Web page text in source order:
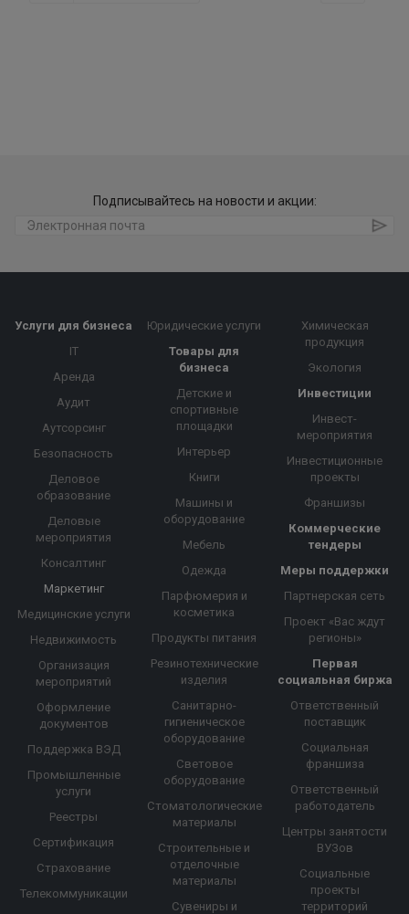
Подписывайтесь на новости и акции:
Услуги для бизнеса
IT
Аренда
Аудит
Аутсорсинг
Безопасность
Деловое
образование
Деловые
мероприятия
Консалтинг
Маркетинг
Медицинские услуги
Недвижимость
Организация
мероприятий
Оформление
документов
Поддержка ВЭД
Промышленные
услуги
Реестры
Сертификация
Страхование
Телекоммуникации
Юридические услуги
Товары для
бизнеса
Детские и
спортивные
площадки
Интерьер
Книги
Машины и
оборудование
Мебель
Одежда
Парфюмерия и
косметика
Продукты питания
Резинотехнические
изделия
Санитарно-
гигиеническое
оборудование
Световое
оборудование
Стоматологические
материалы
Строительные и
отделочные
материалы
Сувениры и
Химическая
продукция
Экология
Инвестиции
Инвест-
мероприятия
Инвестиционные
проекты
Франшизы
Коммерческие
тендеры
Меры поддержки
Партнерская сеть
Проект «Вас ждут
регионы»
Первая
социальная биржа
Ответственный
поставщик
Социальная
франшиза
Ответственный
работодатель
Центры занятости
ВУЗов
Социальные
проекты
территорий